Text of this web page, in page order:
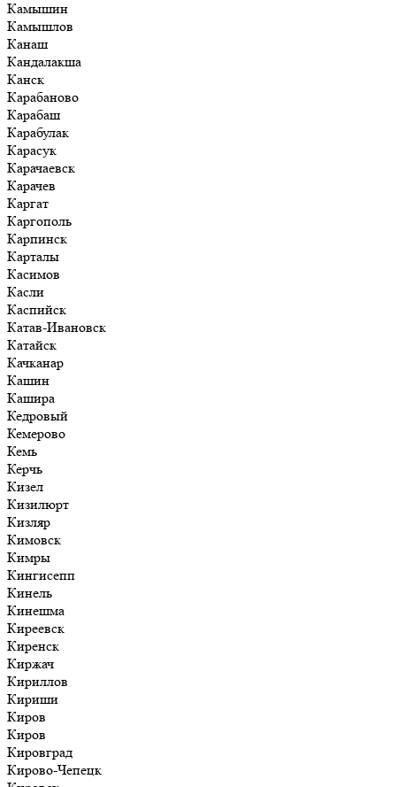
Камышин
Камышлов
Канаш
Кандалакша
Канск
Карабаново
Карабаш
Карабулак
Карасук
Карачаевск
Карачев
Каргат
Каргополь
Карпинск
Карталы
Касимов
Касли
Каспийск
Катав-Ивановск
Катайск
Качканар
Кашин
Кашира
Кедровый
Кемерово
Кемь
Керчь
Кизел
Кизилюрт
Кизляр
Кимовск
Кимры
Кингисепп
Кинель
Кинешма
Киреевск
Киренск
Киржач
Кириллов
Кириши
Киров
Киров
Кировград
Кирово-Чепецк